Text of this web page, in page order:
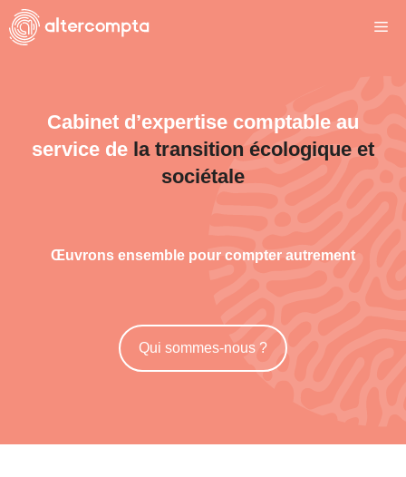
Aller
au
Cabinet d’expertise comptable au
service de la transition écologique et
sociétale
Œuvrons ensemble pour compter autrement
Qui sommes-nous ?